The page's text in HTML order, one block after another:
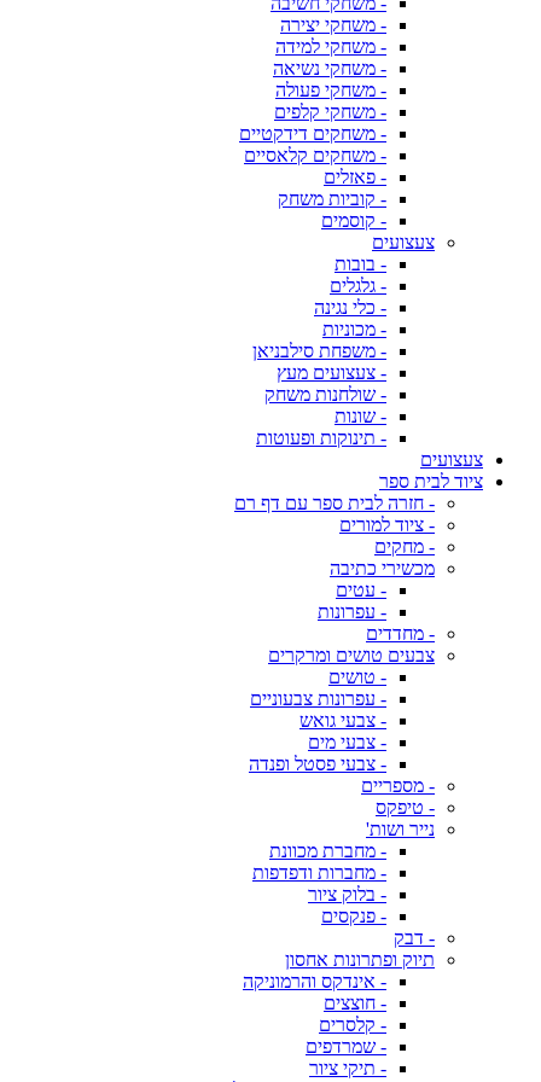
- משחקי יצירה
- משחקי למידה
- משחקי נשיאה
- משחקי פעולה
- משחקי קלפים
- משחקים דידקטיים
- משחקים קלאסיים
- פאזלים
- קוביות משחק
- קוסמים
צעצועים
- בובות
- גלגלים
- כלי נגינה
- מכוניות
- משפחת סילבניאן
- צעצועים מעץ
- שולחנות משחק
- שונות
- תינוקות ופעוטות
צעצועים
ציוד לבית ספר
- חזרה לבית ספר עם דף רם
- ציוד למורים
- מחקים
מכשירי כתיבה
- עטים
- עפרונות
- מחדדים
צבעים טושים ומרקרים
- טושים
- עפרונות צבעוניים
- צבעי גואש
- צבעי מים
- צבעי פסטל ופנדה
- מספריים
- טיפקס
נייר ושות'
- מחברת מכוונת
- מחברות ודפדפות
- בלוק ציור
- פנקסים
- דבק
תיוק ופתרונות אחסון
- אינדקס והרמוניקה
- חוצצים
- קלסרים
- שמרדפים
- תיקי ציור